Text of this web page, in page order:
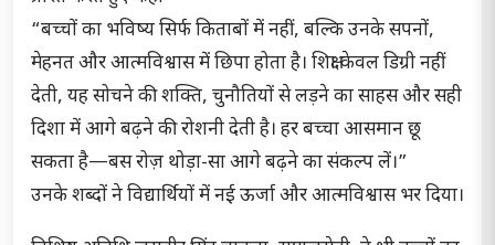
“बच्चों का भविष्य सिर्फ किताबों में नहीं, बल्कि उनके सपनों,
मेहनत और आत्मविश्वास में छिपा होता है। शिक्षा केवल डिग्री नहीं
देती, यह सोचने की शक्ति, चुनौतियों से लड़ने का साहस और सही
दिशा में आगे बढ़ने की रोशनी देती है। हर बच्चा आसमान छू
सकता है—बस रोज़ थोड़ा-सा आगे बढ़ने का संकल्प लें।”
उनके शब्दों ने विद्यार्थियों में नई ऊर्जा और आत्मविश्वास भर दिया।